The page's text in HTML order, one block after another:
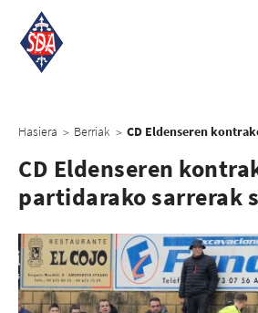
Hasiera > Berriak >
CD Eldenseren
partidarako sarrerak